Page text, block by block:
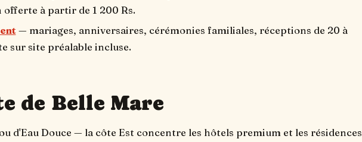
à partir de 1 200 Rs.
— mariages, anniversaires, cérémonies familiales, réceptions de 20 à
sur site préalable incluse.
de Belle Mare
d'Eau Douce — la côte Est concentre les hôtels premium et les résidences